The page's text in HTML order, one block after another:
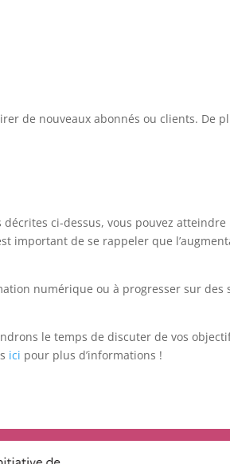
de nouveaux abonnés ou clients. De
ci-dessus, vous pouvez
important de se rappeler que
numérique ou à progresser sur des
le temps de discuter de vos
ici pour plus d’informations !